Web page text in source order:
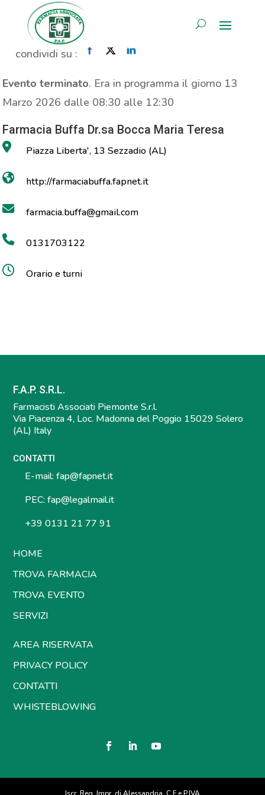
AREA RISERVATA
MOC
Home» Evento» MOC
condividi su :
Evento terminato. Era in programma il giorno 13
Marzo 2026 dalle 08:30 alle 12:30
Farmacia Buffa Dr.sa Bocca Maria Teresa
Piazza Liberta', 13 Sezzadio (AL)
http://farmaciabuffa.fapnet.it
farmacia.buffa@gmail.com
0131703122
Orario e turni
F.A.P. S.R.L.
Farmacisti Associati Piemonte S.r.l.
Via Piacenza 4, Loc. Madonna del Poggio 15029 Solero
(AL) Italy
CONTATTI
E-mail: fap@fapnet.it
PEC: fap@legalmail.it
+39 0131 21 77 91
HOME
TROVA FARMACIA
TROVA EVENTO
SERVIZI
AREA RISERVATA
PRIVACY POLICY
CONTATTI
WHISTEBLOWING